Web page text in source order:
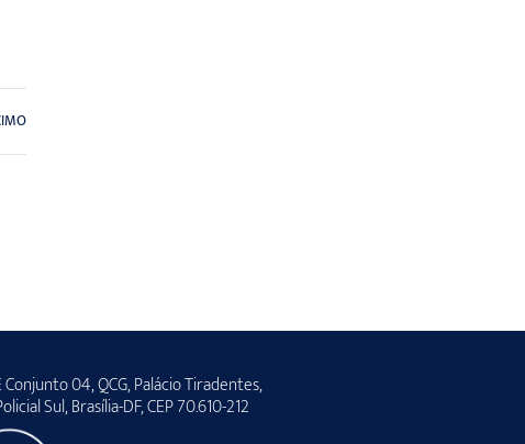
Conjunto 04, QCG, Palácio Tiradentes,
Sul, Brasília-DF, CEP 70.610-212